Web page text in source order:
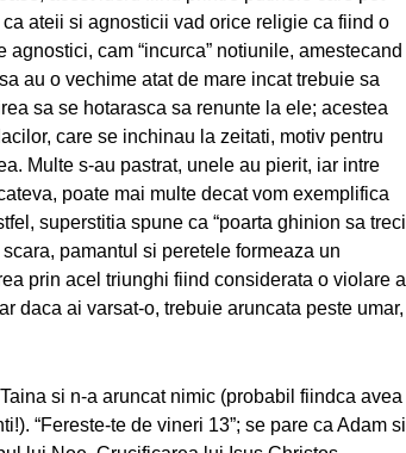
ateii si agnosticii vad orice religie ca fiind o
cam “incurca” notiunile, amestecand
au o vechime atat de mare incat trebuie sa
sa se hotarasca sa renunte la ele; acestea
care se inchinau la zeitati, motiv pentru
Multe s-au pastrat, unele au pierit, iar intre
poate mai multe decat vom exemplifica
superstitia spune ca “poarta ghinion sa treci
pamantul si peretele formeaza un
prin acel triunghi fiind considerata o violare a
daca ai varsat-o, trebuie aruncata peste umar,
si n-a aruncat nimic (probabil fiindca avea
“Fereste-te de vineri 13”; se pare ca Adam si